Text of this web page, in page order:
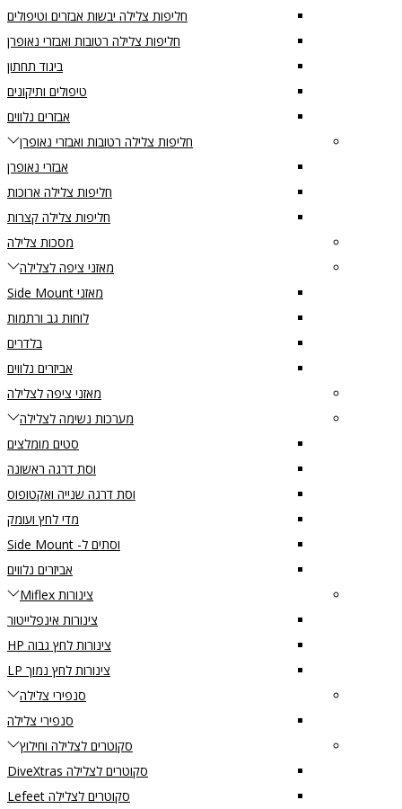
חליפות צלילה יבשות אבזרים וטיפולים
חליפות צלילה רטובות ואבזרי נאופרן
ביגוד תחתון
טיפולים ותיקונים
אבזרים נלווים
חליפות צלילה רטובות ואבזרי נאופרן
אבזרי נאופרן
חליפות צלילה ארוכות
חליפות צלילה קצרות
מסכות צלילה
מאזני ציפה לצלילה
מאזני Side Mount
לוחות גב ורתמות
בלדרים
אביזרים נלווים
מאזני ציפה לצלילה
מערכות נשימה לצלילה
סטים מומלצים
וסת דרגה ראשונה
וסת דרגה שנייה ואקטופוס
מדי לחץ ועומק
וסתים ל- Side Mount
אביזרים נלווים
צינורות Miflex
צינורות אינפלייטור
צינורות לחץ גבוה HP
צינורות לחץ נמוך LP
סנפירי צלילה
סנפירי צלילה
סקוטרים לצלילה וחילוץ
סקוטרים לצלילה DiveXtras
סקוטרים לצלילה Lefeet